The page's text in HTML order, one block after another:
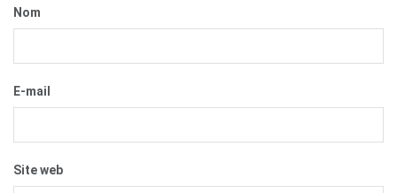
Nom
E-mail
Site web